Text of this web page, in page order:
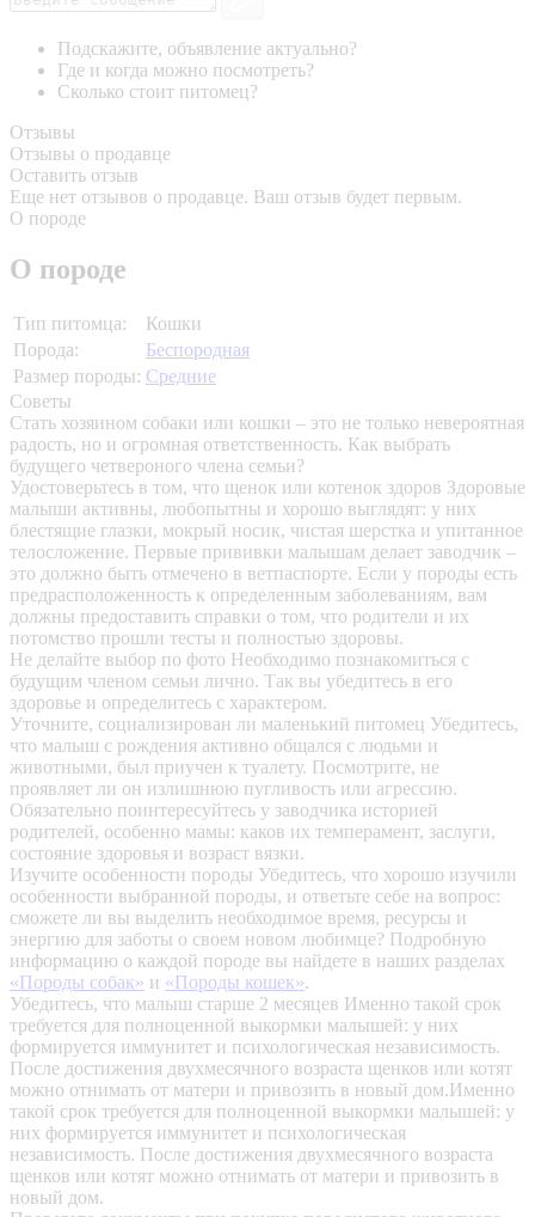
Подскажите, объявление актуально?
Где и когда можно посмотреть?
Сколько стоит питомец?
Отзывы
Отзывы о продавце
Оставить отзыв
Еще нет отзывов о продавце. Ваш отзыв будет первым.
О породе
О породе
Тип питомца:
Кошки
Порода:
Беспородная
Размер породы: Средние
Советы
Стать хозяином собаки или кошки – это не только невероятная
радость, но и огромная ответственность. Как выбрать
будущего четвероного члена семьи?
Удостоверьтесь в том, что щенок или котенок здоров Здоровые
малыши активны, любопытны и хорошо выглядят: у них
блестящие глазки, мокрый носик, чистая шерстка и упитанное
телосложение. Первые прививки малышам делает заводчик –
это должно быть отмечено в ветпаспорте. Если у породы есть
предрасположенность к определенным заболеваниям, вам
должны предоставить справки о том, что родители и их
потомство прошли тесты и полностью здоровы.
Не делайте выбор по фото Необходимо познакомиться с
будущим членом семьи лично. Так вы убедитесь в его
здоровье и определитесь с характером.
Уточните, социализирован ли маленький питомец Убедитесь,
что малыш с рождения активно общался с людьми и
животными, был приучен к туалету. Посмотрите, не
проявляет ли он излишнюю пугливость или агрессию.
Обязательно поинтересуйтесь у заводчика историей
родителей, особенно мамы: каков их темперамент, заслуги,
состояние здоровья и возраст вязки.
Изучите особенности породы Убедитесь, что хорошо изучили
особенности выбранной породы, и ответьте себе на вопрос:
сможете ли вы выделить необходимое время, ресурсы и
энергию для заботы о своем новом любимце? Подробную
информацию о каждой породе вы найдете в наших разделах
«Породы собак» и «Породы кошек».
Убедитесь, что малыш старше 2 месяцев Именно такой срок
требуется для полноценной выкормки малышей: у них
формируется иммунитет и психологическая независимость.
После достижения двухмесячного возраста щенков или котят
можно отнимать от матери и привозить в новый дом.Именно
такой срок требуется для полноценной выкормки малышей: у
них формируется иммунитет и психологическая
независимость. После достижения двухмесячного возраста
щенков или котят можно отнимать от матери и привозить в
новый дом.